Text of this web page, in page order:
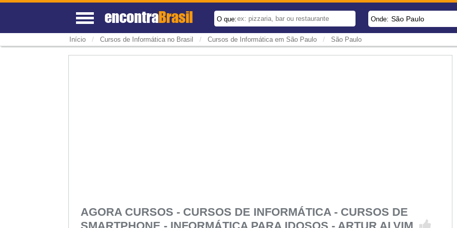
encontraBrasil O que: Onde: São Paulo
Início / Cursos de Informática no Brasil / Cursos de Informática em São Paulo / São Paulo
AGORA CURSOS - CURSOS DE INFORMÁTICA - CURSOS DE